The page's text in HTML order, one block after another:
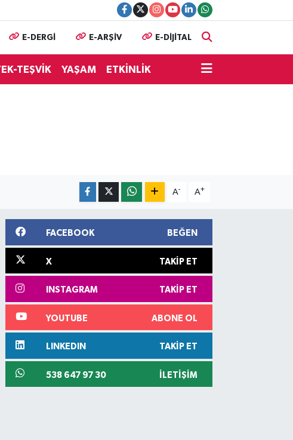
E-DERGİ E-ARŞİV E-DİJİTAL
TEŞVİK YAŞAM ETKİNLİK
A- A+
FACEBOOK BEĞEN
X TAKIP ET
INSTAGRAM TAKIP ET
YOUTUBE ABONE OL
LINKEDIN TAKIP ET
538 647 97 30 İLETIŞIM